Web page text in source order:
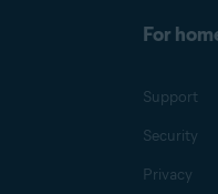
For
Support
Security
Privacy